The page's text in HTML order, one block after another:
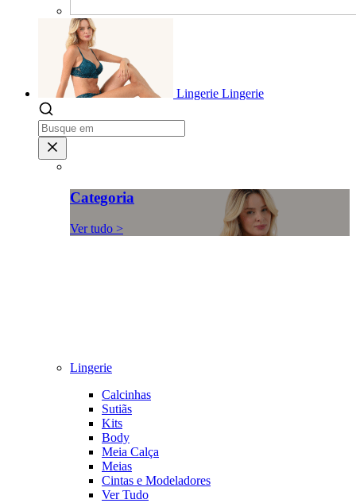
Lingerie Lingerie
Categoria
Ver tudo >
Lingerie
Calcinhas
Sutiãs
Kits
Body
Meia Calça
Meias
Cintas e Modeladores
Ver Tudo